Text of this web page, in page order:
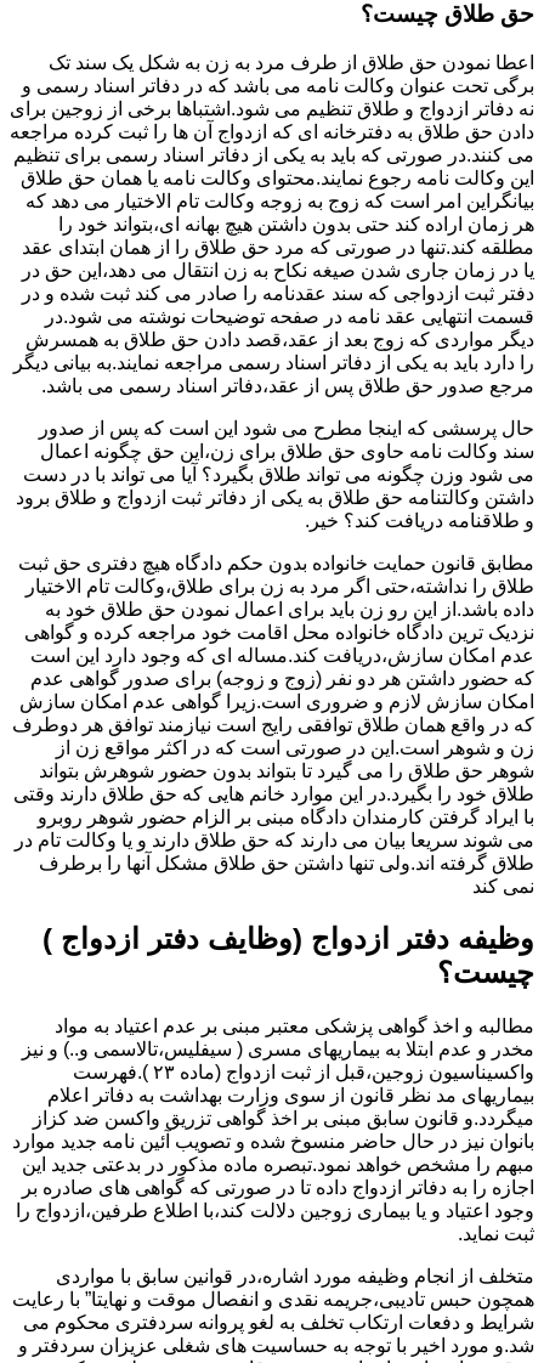
حق طلاق چیست؟
اعطا نمودن حق طلاق از طرف مرد به زن به شکل یک سند تک
برگی تحت عنوان وکالت نامه می باشد که در دفاتر اسناد رسمی و
نه دفاتر ازدواج و طلاق تنظیم می شود.اشتباها برخی از زوجین برای
دادن حق طلاق به دفترخانه ای که ازدواج آن ها را ثبت کرده مراجعه
می کنند.در صورتی که باید به یکی از دفاتر اسناد رسمی برای تنظیم
این وکالت نامه رجوع نمایند.محتوای وکالت نامه یا همان حق طلاق
بیانگراین امر است که زوج به زوجه وکالت تام الاختیار می دهد که
هر زمان اراده کند حتی بدون داشتن هیچ بهانه ای،بتواند خود را
مطلقه کند.تنها در صورتی که مرد حق طلاق را از همان ابتدای عقد
یا در زمان جاری شدن صیغه نکاح به زن انتقال می دهد،این حق در
دفتر ثبت ازدواجی که سند عقدنامه را صادر می کند ثبت شده و در
قسمت انتهایی عقد نامه در صفحه توضیحات نوشته می شود.در
دیگر مواردی که زوج بعد از عقد،قصد دادن حق طلاق به همسرش
را دارد باید به یکی از دفاتر اسناد رسمی مراجعه نمایند.به بیانی دیگر
مرجع صدور حق طلاق پس از عقد،دفاتر اسناد رسمی می باشد.
حال پرسشی که اینجا مطرح می شود این است که پس از صدور
سند وکالت نامه حاوی حق طلاق برای زن،این حق چگونه اعمال
می شود وزن چگونه می تواند طلاق بگیرد؟ آیا می تواند با در دست
داشتن وکالتنامه حق طلاق به یکی از دفاتر ثبت ازدواج و طلاق برود
و طلاقنامه دریافت کند؟ خیر.
مطابق قانون حمایت خانواده بدون حکم دادگاه هیچ دفتری حق ثبت
طلاق را نداشته،حتی اگر مرد به زن برای طلاق،وکالت تام الاختیار
داده باشد.از این رو زن باید برای اعمال نمودن حق طلاق خود به
نزدیک ترین دادگاه خانواده محل اقامت خود مراجعه کرده و گواهی
عدم امکان سازش،دریافت کند.مساله ای که وجود دارد این است
که حضور داشتن هر دو نفر (زوج و زوجه) برای صدور گواهی عدم
امکان سازش لازم و ضروری است.زیرا گواهی عدم امکان سازش
که در واقع همان طلاق توافقی رایج است نیازمند توافق هر دوطرف
زن و شوهر است.این در صورتی است که در اکثر مواقع زن از
شوهر حق طلاق را می گیرد تا بتواند بدون حضور شوهرش بتواند
طلاق خود را بگیرد.در این موارد خانم هایی که حق طلاق دارند وقتی
با ایراد گرفتن کارمندان دادگاه مبنی بر الزام حضور شوهر روبرو
می شوند سریعا بیان می دارند که حق طلاق دارند و یا وکالت تام در
طلاق گرفته اند.ولی تنها داشتن حق طلاق مشکل آنها را برطرف
نمی کند
وظیفه دفتر ازدواج (وظایف دفتر ازدواج )
چیست؟
مطالبه و اخذ گواهی پزشکی معتبر مبنی بر عدم اعتیاد به مواد
مخدر و عدم ابتلا به بیماریهای مسری ( سیفلیس،تالاسمی و..) و نیز
واکسیناسیون زوجین،قبل از ثبت ازدواج (ماده ۲۳ ).فهرست
بیماریهای مد نظر قانون از سوی وزارت بهداشت به دفاتر اعلام
میگردد.و قانون سابق مبنی بر اخذ گواهی تزریق واکسن ضد کزاز
بانوان نیز در حال حاضر منسوخ شده و تصویب آئین نامه جدید موارد
مبهم را مشخص خواهد نمود.تبصره ماده مذکور در بدعتی جدید این
اجازه را به دفاتر ازدواج داده تا در صورتی که گواهی های صادره بر
وجود اعتیاد و یا بیماری زوجین دلالت کند،با اطلاع طرفین،ازدواج را
ثبت نماید.
متخلف از انجام وظیفه مورد اشاره،در قوانین سابق با مواردی
همچون حبس تادیبی،جریمه نقدی و انفصال موقت و نهایتا” با رعایت
شرایط و دفعات ارتکاب تخلف به لغو پروانه سردفتری محکوم می
شد.و مورد اخیر با توجه به حساسیت های شغلی عزیزان سردفتر و